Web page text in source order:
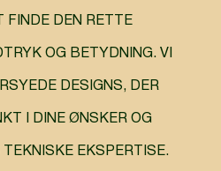
FINDE DEN RETTE
OG BETYDNING. VI
DESIGNS, DER
I DINE ØNSKER OG
EKSPERTISE.